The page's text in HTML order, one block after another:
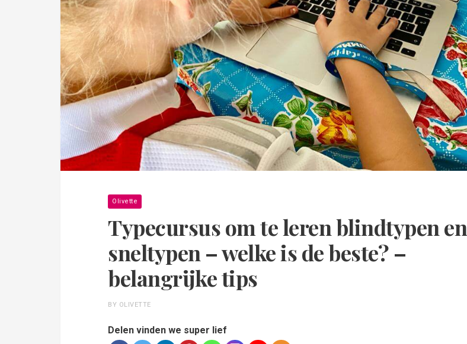
Olivette
Typecursus om te leren blindtypen en
sneltypen – welke is de beste? –
belangrijke tips
BY OLIVETTE
Delen vinden we super lief